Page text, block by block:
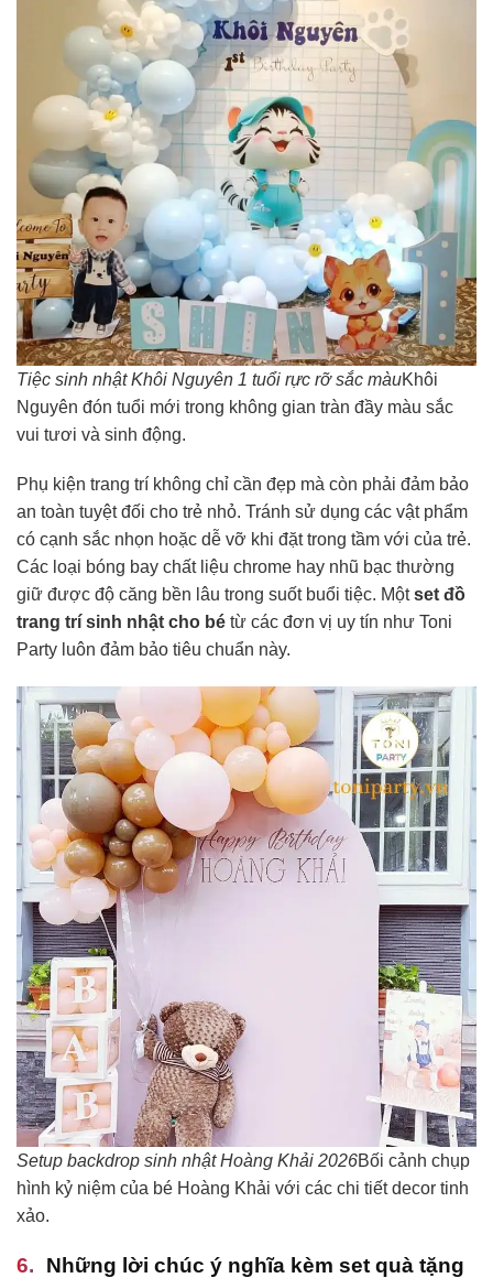
Tiệc sinh nhật Khôi Nguyên 1 tuổi rực rỡ sắc màuKhôi
Nguyên đón tuổi mới trong không gian tràn đầy màu sắc
vui tươi và sinh động.
Phụ kiện trang trí không chỉ cần đẹp mà còn phải đảm bảo
an toàn tuyệt đối cho trẻ nhỏ. Tránh sử dụng các vật phẩm
có cạnh sắc nhọn hoặc dễ vỡ khi đặt trong tầm với của trẻ.
Các loại bóng bay chất liệu chrome hay nhũ bạc thường
giữ được độ căng bền lâu trong suốt buổi tiệc. Mộtset đồ
trang trí sinh nhật cho bé từ các đơn vị uy tín như Toni
Party luôn đảm bảo tiêu chuẩn này.
Setup backdrop sinh nhật Hoàng Khải 2026Bối cảnh chụp
hình kỷ niệm của bé Hoàng Khải với các chi tiết decor tinh
xảo.
Những lời chúc ý nghĩa kèm set quà tặng